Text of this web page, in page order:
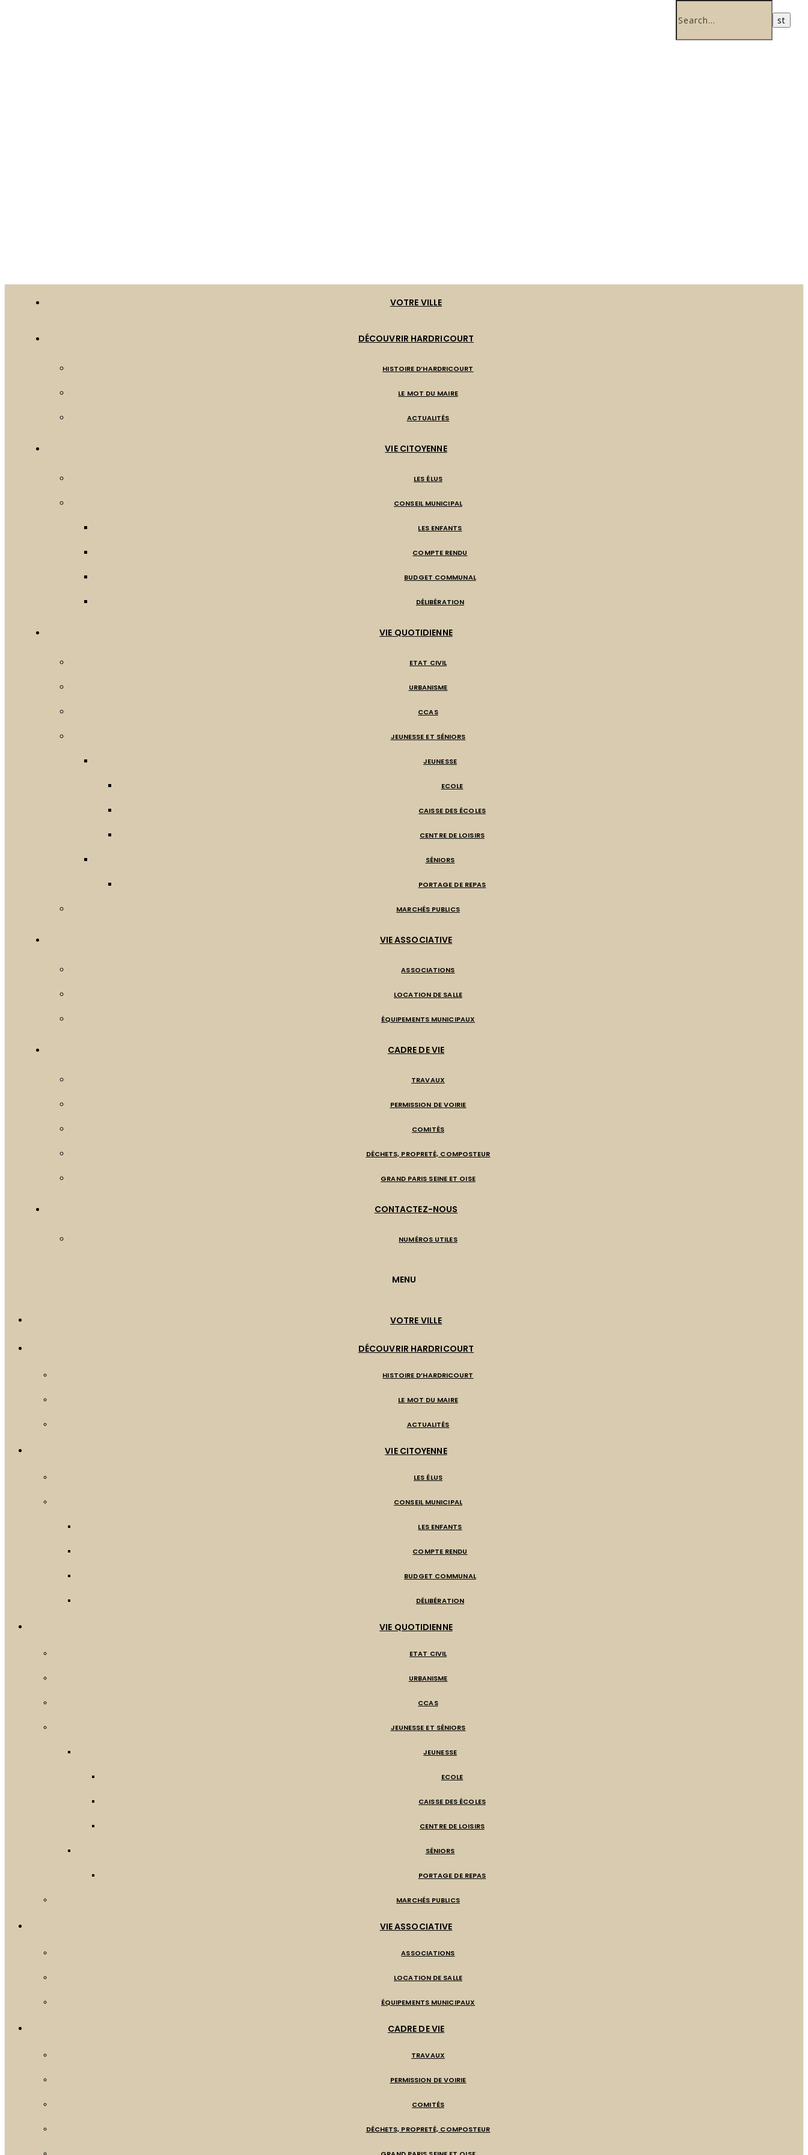
VOTRE VILLE
DÉCOUVRIR HARDRICOURT
HISTOIRE D’HARDRICOURT
LE MOT DU MAIRE
ACTUALITÉS
VIE CITOYENNE
LES ÉLUS
CONSEIL MUNICIPAL
LES ENFANTS
COMPTE RENDU
BUDGET COMMUNAL
DÉLIBÉRATION
VIE QUOTIDIENNE
ETAT CIVIL
URBANISME
CCAS
JEUNESSE ET SÉNIORS
JEUNESSE
ECOLE
CAISSE DES ÉCOLES
CENTRE DE LOISIRS
SÉNIORS
PORTAGE DE REPAS
MARCHÉS PUBLICS
VIE ASSOCIATIVE
ASSOCIATIONS
LOCATION DE SALLE
ÉQUIPEMENTS MUNICIPAUX
CADRE DE VIE
TRAVAUX
PERMISSION DE VOIRIE
COMITÉS
DÉCHETS, PROPRETÉ, COMPOSTEUR
GRAND PARIS SEINE ET OISE
CONTACTEZ-NOUS
NUMÉROS UTILES
MENU
VOTRE VILLE
DÉCOUVRIR HARDRICOURT
HISTOIRE D’HARDRICOURT
LE MOT DU MAIRE
ACTUALITÉS
VIE CITOYENNE
LES ÉLUS
CONSEIL MUNICIPAL
LES ENFANTS
COMPTE RENDU
BUDGET COMMUNAL
DÉLIBÉRATION
VIE QUOTIDIENNE
ETAT CIVIL
URBANISME
CCAS
JEUNESSE ET SÉNIORS
JEUNESSE
ECOLE
CAISSE DES ÉCOLES
CENTRE DE LOISIRS
SÉNIORS
PORTAGE DE REPAS
MARCHÉS PUBLICS
VIE ASSOCIATIVE
ASSOCIATIONS
LOCATION DE SALLE
ÉQUIPEMENTS MUNICIPAUX
CADRE DE VIE
TRAVAUX
PERMISSION DE VOIRIE
COMITÉS
DÉCHETS, PROPRETÉ, COMPOSTEUR